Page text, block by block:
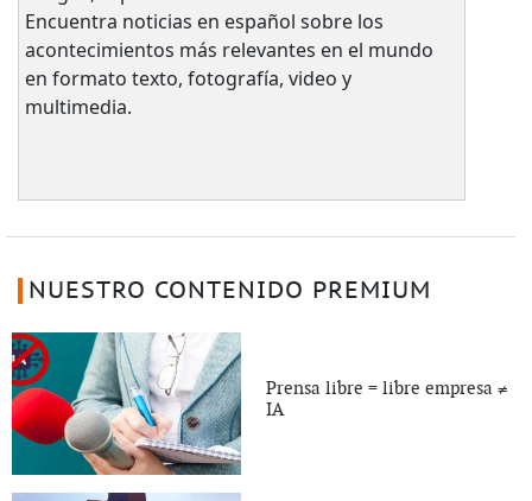
Encuentra noticias en español sobre los
acontecimientos más relevantes en el mundo
en formato texto, fotografía, video y
multimedia.
NUESTRO CONTENIDO PREMIUM
Prensa libre = libre empresa ≠
IA